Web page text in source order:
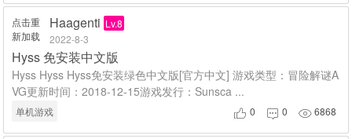
点击重
新加载
Haagenti Lv.8
2022-8-3
Hyss 免安装中文版
Hyss Hyss Hyss免安装绿色中文版[官方中文] 游戏类型：冒险解谜A
VG更新时间：2018-12-15游戏发行：Sunsca ...
单机游戏  0  0 6868